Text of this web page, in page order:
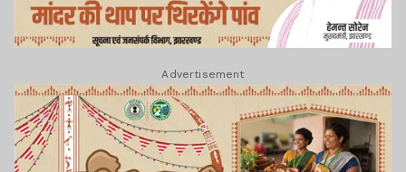
Advertisement